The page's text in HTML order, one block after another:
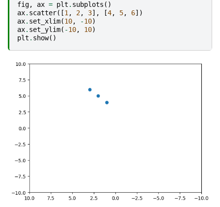
fig, ax = plt . subplots ()
ax. scatter([1, 2, 3], [4, 5, 6])
ax. set_xlim(10, -10)
ax. set_ylim( -10, 10)
plt . show()